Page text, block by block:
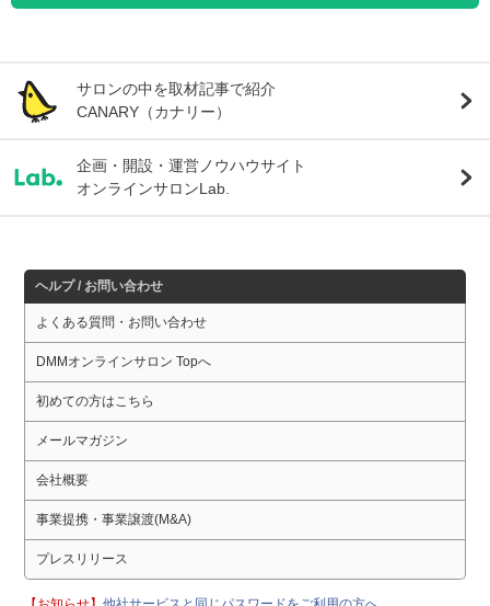
サロンの中を取材記事で紹介
CANARY（カナリー）
企画・開設・運営ノウハウサイト
オンラインサロンLab.
ヘルプ / お問い合わせ
よくある質問・お問い合わせ
DMMオンラインサロン Topへ
初めての方はこちら
メールマガジン
会社概要
事業提携・事業譲渡(M&A)
プレスリリース